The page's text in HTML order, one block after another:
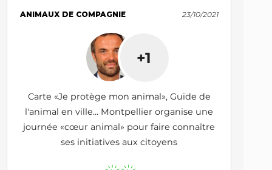
ANIMAUX DE COMPAGNIE 23/10/2021
+1
Carte «Je protège mon animal», Guide de
l'animal en ville... Montpellier organise une
journée «cœur animal» pour faire connaître
ses initiatives aux citoyens